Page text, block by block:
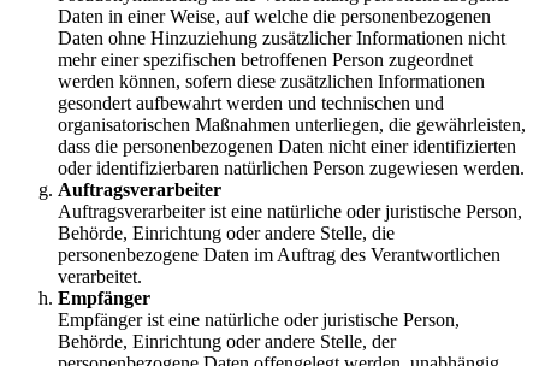
Daten in einer Weise, auf welche die personenbezogenen
Daten ohne Hinzuziehung zusätzlicher Informationen nicht
mehr einer spezifischen betroffenen Person zugeordnet
werden können, sofern diese zusätzlichen Informationen
gesondert aufbewahrt werden und technischen und
organisatorischen Maßnahmen unterliegen, die gewährleisten,
dass die personenbezogenen Daten nicht einer identifizierten
oder identifizierbaren natürlichen Person zugewiesen werden.
Auftragsverarbeiter
Auftragsverarbeiter ist eine natürliche oder juristische Person,
Behörde, Einrichtung oder andere Stelle, die
personenbezogene Daten im Auftrag des Verantwortlichen
verarbeitet.
Empfänger
Empfänger ist eine natürliche oder juristische Person,
Behörde, Einrichtung oder andere Stelle, der